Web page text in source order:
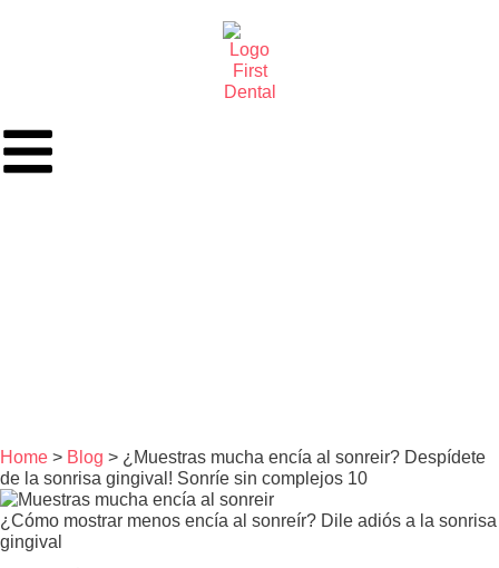
Home > Blog > ¿Muestras mucha encía al sonreir? Despídete
de la sonrisa gingival! Sonríe sin complejos 10
¿Cómo mostrar menos encía al sonreír? Dile adiós a la sonrisa
gingival